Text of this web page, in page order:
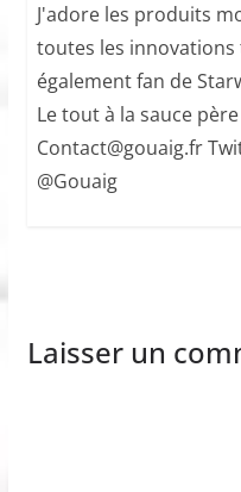
J'adore les produits
toutes les innovations
également fan de
Le tout à la sauce
Contact@gouaig.fr
@Gouaig
Laisser un